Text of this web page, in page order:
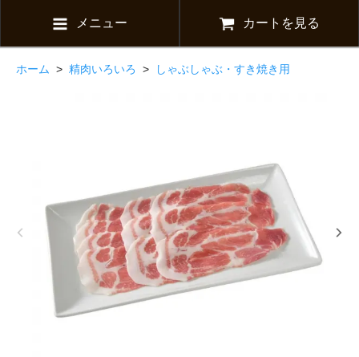
メニュー カートを見る
ホーム > 精肉いろいろ > しゃぶしゃぶ・すき焼き用